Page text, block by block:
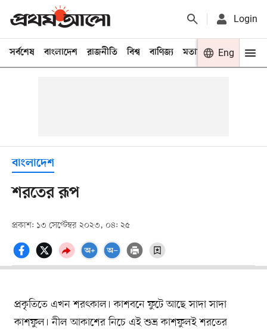
Login
সর্বশেষ বাংলাদেশ রাজনীতি বিশ্ব বাণিজ্য মতামত খেলা
Eng
বাংলাদেশ
শরতের রূপ
প্রকাশ: ১৩ সেপ্টেম্বর ২০২৩, ০৪: ২৫
প্রকৃতিতে এখন শরৎকাল। কাশবনে ফুটে আছে সাদা সাদা
কাশফুল। নীল আকাশের নিচে এই শুভ্র কাশফুলই শরতের